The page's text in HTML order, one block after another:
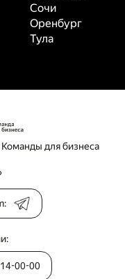
Сочи
Оренбург
Тула
для бизнеса
00-00